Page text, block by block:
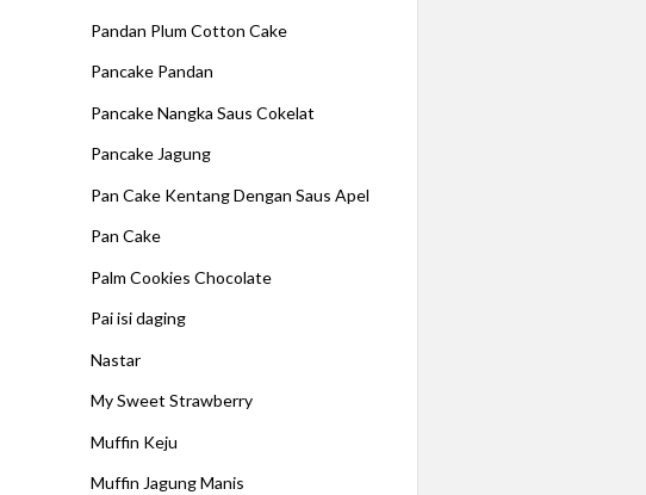
Pandan Plum Cotton Cake
Pancake Pandan
Pancake Nangka Saus Cokelat
Pancake Jagung
Pan Cake Kentang Dengan Saus Apel
Pan Cake
Palm Cookies Chocolate
Pai isi daging
Nastar
My Sweet Strawberry
Muffin Keju
Muffin Jagung Manis